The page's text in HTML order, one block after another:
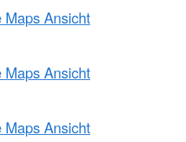
Maps Ansicht
Maps Ansicht
Maps Ansicht